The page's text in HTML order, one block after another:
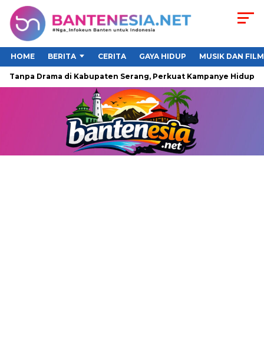
HOME BERITA CERITA GAYA HIDUP MUSIK DAN FILM
Drama di Kabupaten Serang, Perkuat Kampanye Hidup